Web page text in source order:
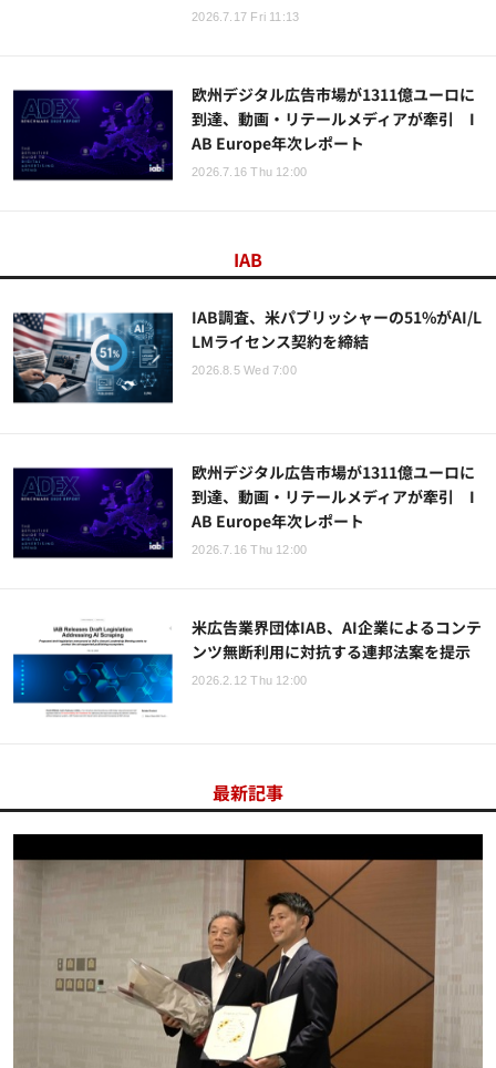
2026.7.17 Fri 11:13
欧州デジタル広告市場が1311億ユーロに
到達、動画・リテールメディアが牽引 I
AB Europe年次レポート
2026.7.16 Thu 12:00
IAB
IAB調査、米パブリッシャーの51%がAI/L
LMライセンス契約を締結
2026.8.5 Wed 7:00
欧州デジタル広告市場が1311億ユーロに
到達、動画・リテールメディアが牽引 I
AB Europe年次レポート
2026.7.16 Thu 12:00
米広告業界団体IAB、AI企業によるコンテ
ンツ無断利用に対抗する連邦法案を提示
2026.2.12 Thu 12:00
最新記事